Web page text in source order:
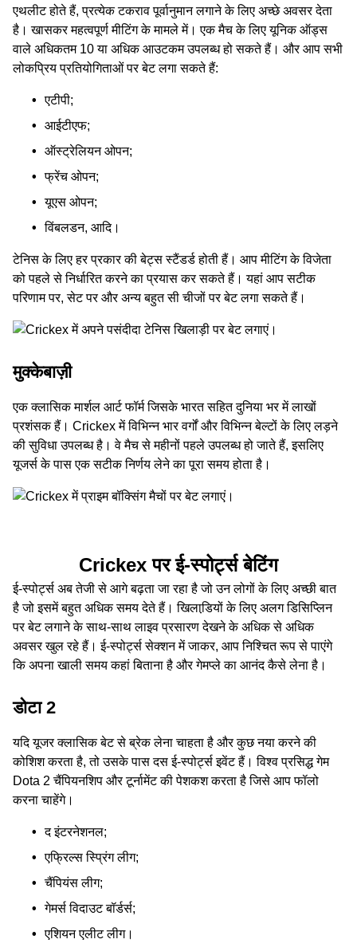
एथलीट होते हैं, प्रत्येक टकराव पूर्वानुमान लगाने के लिए अच्‍छे अवसर देता
है। खासकर महत्‍वपूर्ण मीटिंग के मामले में। एक मैच के लिए यूनिक ऑड्स
वाले अधिकतम 10 या अधिक आउटकम उपलब्ध हो सकते हैं। और आप सभी
लोकप्रिय प्रतियोगिताओं पर बेट लगा सकते हैं:
एटीपी;
आईटीएफ;
ऑस्ट्रेलियन ओपन;
फ्रेंच ओपन;
यूएस ओपन;
विंबलडन, आदि।
टेनिस के लिए हर प्रकार की बेट्स स्टैंडर्ड होती हैं। आप मीटिंग के विजेता
को पहले से निर्धारित करने का प्रयास कर सकते हैं। यहां आप सटीक
परिणाम पर, सेट पर और अन्‍य बहुत सी चीजों पर बेट लगा सकते हैं।
मुक्केबाज़ी
एक क्लासिक मार्शल आर्ट फॉर्म जिसके भारत सहित दुनिया भर में लाखों
प्रशंसक हैं। Crickex में विभिन्न भार वर्गों और विभिन्न बेल्टों के लिए लड़ने
की सुविधा उपलब्‍ध है। वे मैच से महीनों पहले उपलब्ध हो जाते हैं, इसलिए
यूजर्स के पास एक सटीक निर्णय लेने का पूरा समय होता है।
Crickex पर ई-स्पोर्ट्स बेटिंग
ई-स्पोर्ट्स अब तेजी से आगे बढ़ता जा रहा है जो उन लोगों के लिए अच्‍छी बात
है जो इसमें बहुत अधिक समय देते हैं। खिलाडि़यों के लिए अलग डिसिप्लिन
पर बेट लगाने के साथ-साथ लाइव प्रसारण देखने के अधिक से अधिक
अवसर खुल रहे हैं। ई-स्पोर्ट्स सेक्शन में जाकर, आप निश्चित रूप से पाएंगे
कि अपना खाली समय कहां बिताना है और गेमप्ले का आनंद कैसे लेना है।
डोटा 2
यदि यूजर क्लासिक बेट से ब्रेक लेना चाहता है और कुछ नया करने की
कोशिश करता है, तो उसके पास दस ई-स्पोर्ट्स इवेंट हैं। विश्‍व प्रसिद्ध गेम
Dota 2 चैंपियनशिप और टूर्नामेंट की पेशकश करता है जिसे आप फॉलो
करना चाहेंगे।
द इंटरनेशनल;
एफ्रिल्स स्प्रिंग लीग;
चैंपियंस लीग;
गेमर्स विदाउट बॉर्डर्स;
एशियन एलीट लीग।